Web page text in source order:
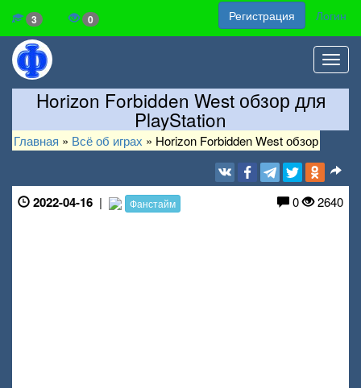
3 0 Регистрация Логин
Horizon Forbidden West обзор для
PlayStation
Главная » Всё об играх » Horizon Forbidden West обзор
0 2640
2022-04-16 | Фанстайм